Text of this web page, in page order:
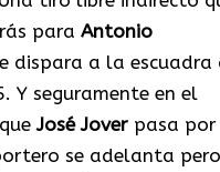
para Antonio
dispara a la escuadra
Y seguramente en el
José Joverpasa
se adelanta